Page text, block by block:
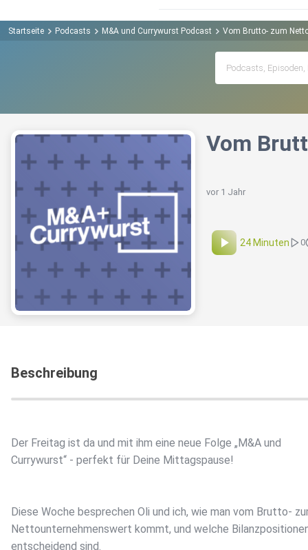
Startseite Podcasts M&A und Currywurst Podcast Vom Brutto- zum
Vom
vor 1 Jahr
24 Minuten 0
Beschreibung
Der Freitag ist da und mit ihm eine neue Folge „M&A und
Currywurst“ - perfekt für Deine Mittagspause!
Diese Woche besprechen Oli und ich, wie man vom Brutto-
Nettounternehmenswert kommt, und welche
entscheidend sind.